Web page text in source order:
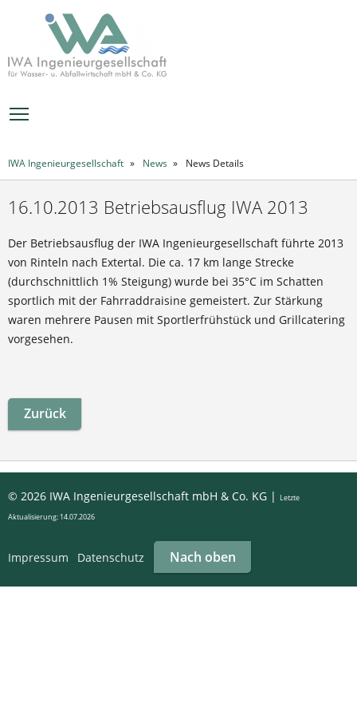
IWA Ingenieurgesellschaft News News Details
16.10.2013 Betriebsausflug IWA 2013
Der Betriebsausflug der IWA Ingenieurgesellschaft führte 2013
von Rinteln nach Extertal. Die ca. 17 km lange Strecke
(durchschnittlich 1% Steigung) wurde bei 35°C im Schatten
sportlich mit der Fahrraddraisine gemeistert. Zur Stärkung
waren mehrere Pausen mit Sportlerfrühstück und Grillcatering
vorgesehen.
Zurück
© 2026 IWA Ingenieurgesellschaft mbH & Co. KG |Letzte
Aktualisierung: 14.07.2026
Impressum Datenschutz Nach oben